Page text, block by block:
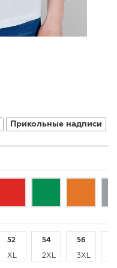
Прикольные надписи
52
XL
54
2XL
56
3XL